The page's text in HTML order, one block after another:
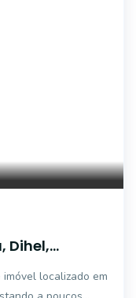
Dihel,
imóvel localizado em